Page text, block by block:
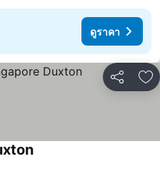
ดูราคา
แชร์ เ